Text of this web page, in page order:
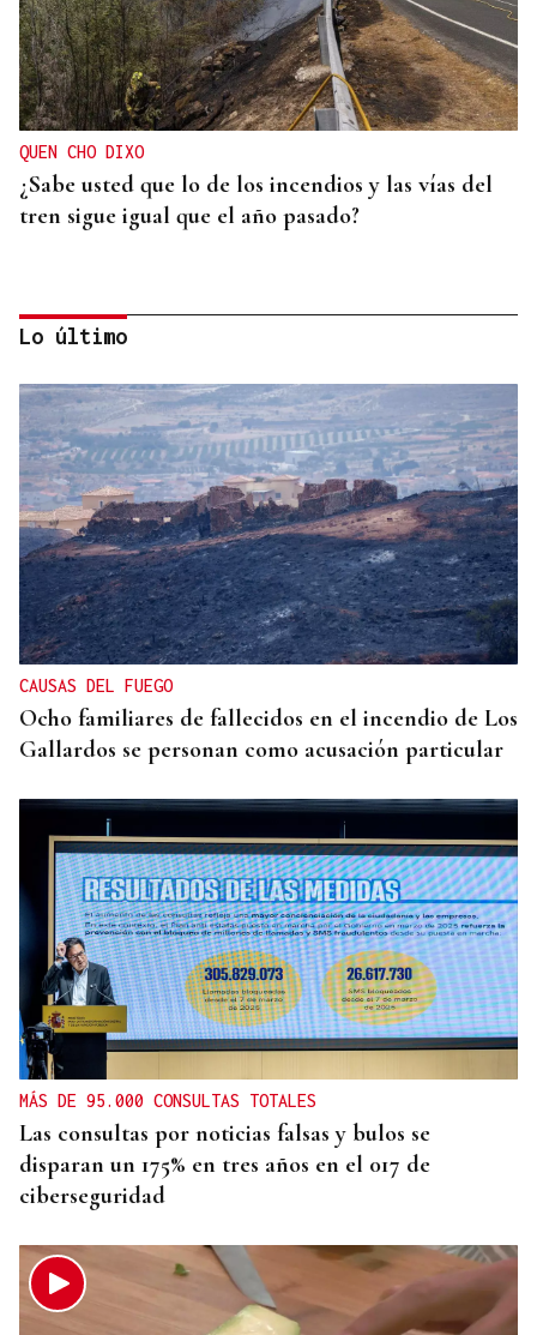
QUEN CHO DIXO
¿Sabe usted que lo de los incendios y las vías del
tren sigue igual que el año pasado?
HELICOPTERO MEDICALIZADO
Un motorista en estado grave tras una colisión en
Velle
Lo último
CAUSAS DEL FUEGO
Ocho familiares de fallecidos en el incendio de Los
Gallardos se personan como acusación particular
MÁS DE 95.000 CONSULTAS TOTALES
Las consultas por noticias falsas y bulos se
disparan un 175% en tres años en el 017 de
ciberseguridad